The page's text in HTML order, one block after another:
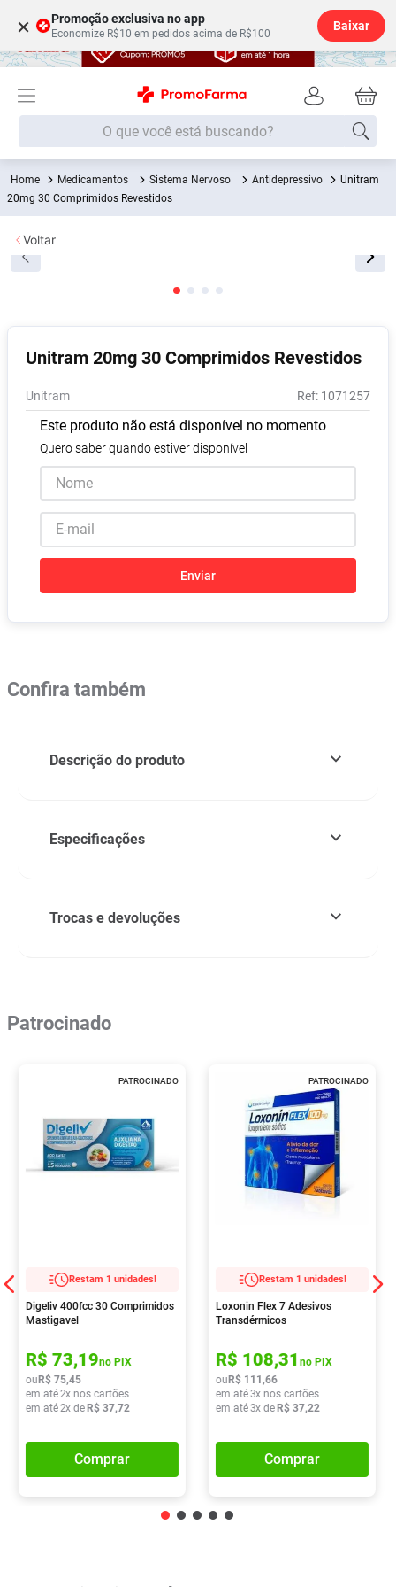
× Promoção exclusiva no app
Economize R$10 em pedidos acima de R$100
Baixar
O que você está buscando?
Medicamentos Sistema Nervoso Antidepressivo
Unitram
20mg 30 Comprimidos Revestidos
Unitram 20mg 30 Comprimidos Revestidos
Unitram : 1071257
Este produto não está disponível no momento
Quero saber quando estiver disponível
Enviar
Voltar
Confira também
Descrição do produto
Especificações
Trocas e devoluções
Patrocinado
PATROCINADO
Restam 1 unidades!
Digeliv 400fcc 30 Comprimidos
Mastigavel
R$ 73,19no PIX
ou R$ 75,45
em até2x nos cartões
em até2x de R$ 37,72
Comprar
PATROCINADO
Restam 1 unidades!
Loxonin Flex 7 Adesivos
Transdérmicos
R$ 108,31 no PIX
ou R$ 111 ,66
em até3x nos cartões
em até3x de R$ 37,22
Comprar
Termos mais buscados
1º Fralda
2
6º Shampoo
7º
8 Absorvente
9º Lavitan
10 º